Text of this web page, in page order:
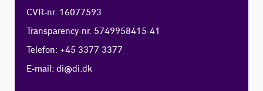
CVR-nr. 16077593
Transparency-nr. 5749958415-41
Telefon: +45 3377 3377
E-mail:di@di.dk